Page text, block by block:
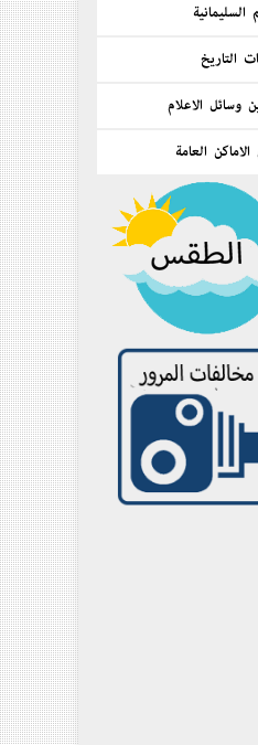
السليمانية
التاريخ
وسائل الاعلام
الاماكن العامة